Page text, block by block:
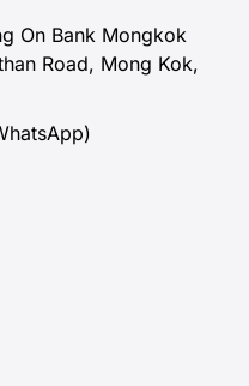
On Bank Mongkok
Road, Mong Kok,